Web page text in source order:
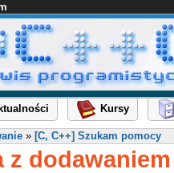
Kursy
» [C, C++] Szukam pomocy
z dodawaniem